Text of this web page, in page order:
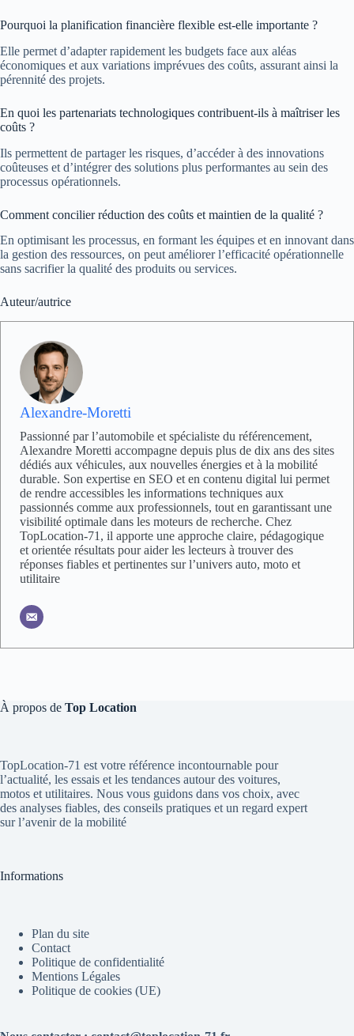
Pourquoi la planification financière flexible est-elle importante ?
Elle permet d’adapter rapidement les budgets face aux aléas
économiques et aux variations imprévues des coûts, assurant ainsi la
pérennité des projets.
En quoi les partenariats technologiques contribuent-ils à maîtriser les
coûts ?
Ils permettent de partager les risques, d’accéder à des innovations
coûteuses et d’intégrer des solutions plus performantes au sein des
processus opérationnels.
Comment concilier réduction des coûts et maintien de la qualité ?
En optimisant les processus, en formant les équipes et en innovant dans
la gestion des ressources, on peut améliorer l’efficacité opérationnelle
sans sacrifier la qualité des produits ou services.
Auteur/autrice
Alexandre-Moretti
Passionné par l’automobile et spécialiste du référencement,
Alexandre Moretti accompagne depuis plus de dix ans des sites
dédiés aux véhicules, aux nouvelles énergies et à la mobilité
durable. Son expertise en SEO et en contenu digital lui permet
de rendre accessibles les informations techniques aux
passionnés comme aux professionnels, tout en garantissant une
visibilité optimale dans les moteurs de recherche. Chez
TopLocation-71, il apporte une approche claire, pédagogique
et orientée résultats pour aider les lecteurs à trouver des
réponses fiables et pertinentes sur l’univers auto, moto et
utilitaire
À propos de Top Location
TopLocation-71 est votre référence incontournable pour
l’actualité, les essais et les tendances autour des voitures,
motos et utilitaires. Nous vous guidons dans vos choix, avec
des analyses fiables, des conseils pratiques et un regard expert
sur l’avenir de la mobilité
Informations
Plan du site
Contact
Politique de confidentialité
Mentions Légales
Politique de cookies (UE)